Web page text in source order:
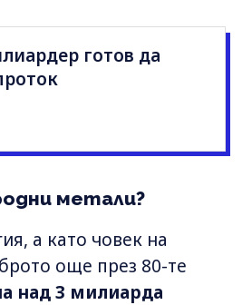
готов да
метали?
а като човек на
още през 80-те
над 3 милиарда